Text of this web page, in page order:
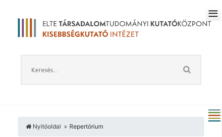
Nyitóoldal Repertórium